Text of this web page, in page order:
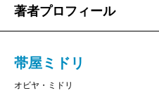
著者プロフィール
帯屋ミドリ
オビヤ・ミドリ